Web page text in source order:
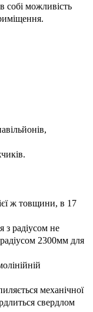
собі можливість
ж товщини, в 17
з радіусом не
2300мм для
механічної
свердлом